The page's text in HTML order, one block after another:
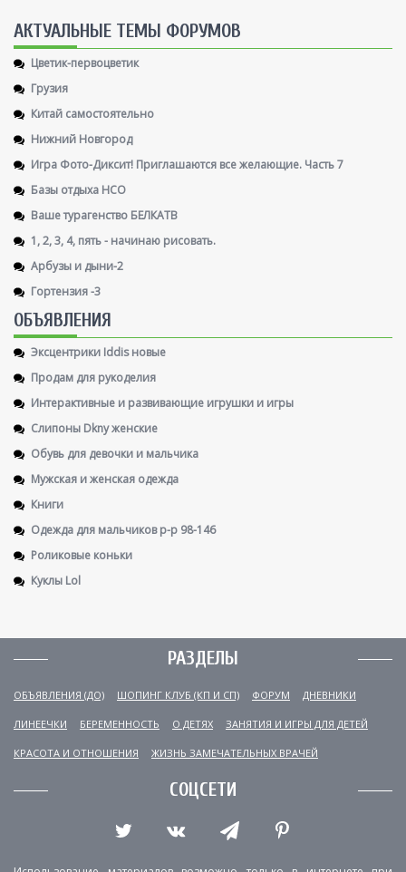
AКТУАЛЬНЫЕ ТЕМЫ ФОРУМОВ
Цветик-первоцветик
Грузия
Китай самостоятельно
Нижний Новгород
Игра Фото-Диксит! Приглашаются все желающие. Часть 7
Базы отдыха НСО
Ваше турагенство БЕЛКАТВ
1, 2, 3, 4, пять - начинаю рисовать.
Арбузы и дыни-2
Гортензия -3
ОБЪЯВЛЕНИЯ
Эксцентрики Iddis новые
Продам для рукоделия
Интерактивные и развивающие игрушки и игры
Слипоны Dkny женские
Обувь для девочки и мальчика
Мужская и женская одежда
Книги
Одежда для мальчиков р-р 98-146
Роликовые коньки
Куклы Lol
РАЗДЕЛЫ
ОБЪЯВЛЕНИЯ (ДО) ШОПИНГ КЛУБ (КП И СП) ФОРУМ ДНЕВНИКИ
ЛИНЕЕЧКИ БЕРЕМЕННОСТЬ О ДЕТЯХ ЗАНЯТИЯ И ИГРЫ ДЛЯ ДЕТЕЙ
КРАСОТА И ОТНОШЕНИЯ ЖИЗНЬ ЗАМЕЧАТЕЛЬНЫХ ВРАЧЕЙ
СОЦСЕТИ